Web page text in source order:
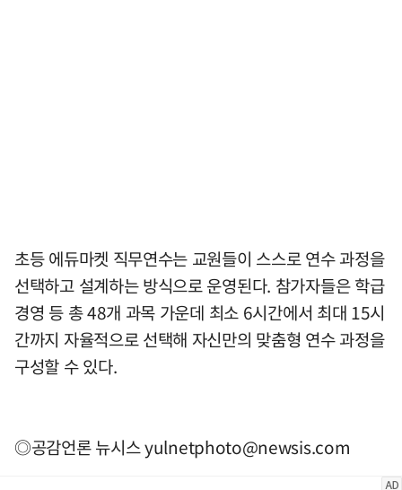
초등 에듀마켓 직무연수는 교원들이 스스로 연수 과정을
선택하고 설계하는 방식으로 운영된다. 참가자들은 학급
경영 등 총 48개 과목 가운데 최소 6시간에서 최대 15시
간까지 자율적으로 선택해 자신만의 맞춤형 연수 과정을
구성할 수 있다.
◎공감언론 뉴시스yulnetphoto@newsis.com